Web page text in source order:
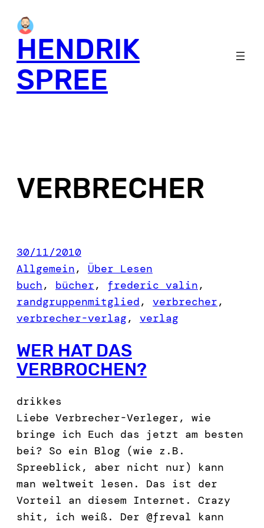
content
HENDRIK
SPREE
VERBRECHER
30/11/2010
Allgemein, Über Lesen
buch, bücher, frederic valin
randgruppenmitglied, verbrecher
verbrecher-verlag, verlag
WER HAT DAS
VERBROCHEN?
drikkes
Liebe Verbrecher-Verleger, wie
bringe ich Euch das jetzt am besten
bei? So ein Blog (wie z.B.
Spreeblick, aber nicht nur) kann
man weltweit lesen. Das ist der
Vorteil an diesem Internet. Crazy
shit, ich weiß. Der @freval kann